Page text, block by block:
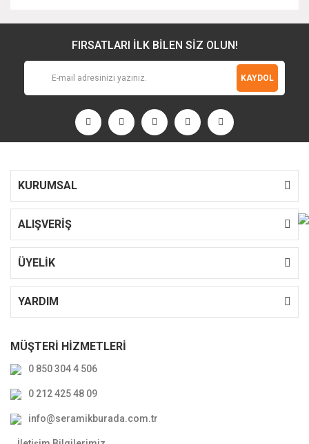
FIRSATLARI İLK BİLEN SİZ OLUN!
KAYDOL
KURUMSAL
ALIŞVERİŞ
ÜYELİK
YARDIM
MÜŞTERİ HİZMETLERİ
0 850 304 4 506
0 212 425 48 09
info@seramikburada.com.tr